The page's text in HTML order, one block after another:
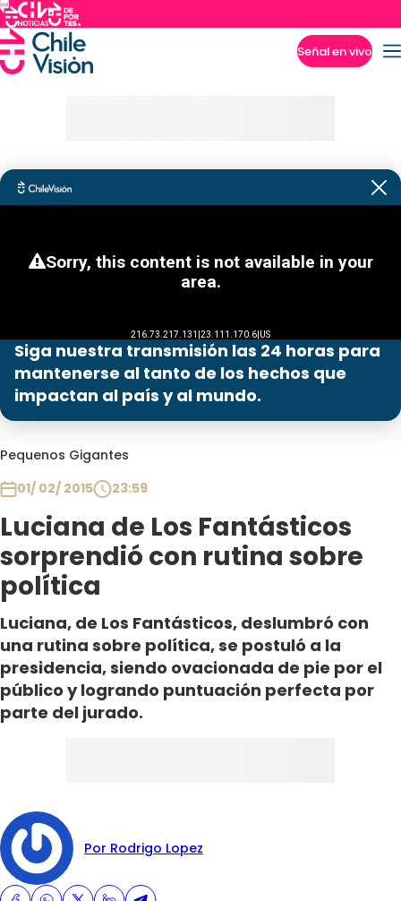
Señal en vivo
Siga nuestra transmisión las 24 horas para
mantenerse al tanto de los hechos que
impactan al país y al mundo.
Pequenos Gigantes
01/ 02/ 2015
23:59
Luciana de Los Fantásticos
sorprendió con rutina sobre
política
Luciana, de Los Fantásticos, deslumbró con
una rutina sobre política, se postuló a la
presidencia, siendo ovacionada de pie por el
público y logrando puntuación perfecta por
parte del jurado.
Por Rodrigo Lopez
Programas
Club De La Comedia
Contigo en Directo
Plan Perfecto
El Tiempo
Sabingo
Todos Los Programas